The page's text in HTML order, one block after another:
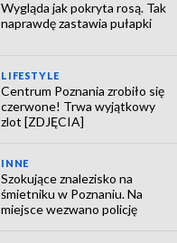
Wygląda jak pokryta rosą. Tak
naprawdę zastawia pułapki
LIFESTYLE
Centrum Poznania zrobiło się
czerwone! Trwa wyjątkowy
zlot [ZDJĘCIA]
INNE
Szokujące znalezisko na
śmietniku w Poznaniu. Na
miejsce wezwano policję